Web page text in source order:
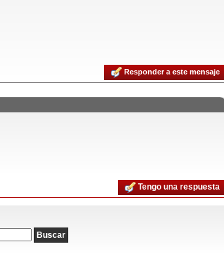
Responder a este mensaje
Tengo una respuesta